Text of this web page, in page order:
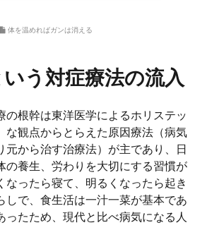
体を温めればガンは消える
う対症療法の流入
の根幹は東洋医学によるホリステッ
な観点からとらえた原因療法（病気
元から治す治療法）が主であり、日
の養生、労わりを大切にする習慣が
なったら寝て、明るくなったら起き
しで、食生活は一汁一菜が基本であ
ったため、現代と比べ病気になる人